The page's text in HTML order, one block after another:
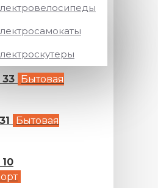
33 Бытовая
Бытовая